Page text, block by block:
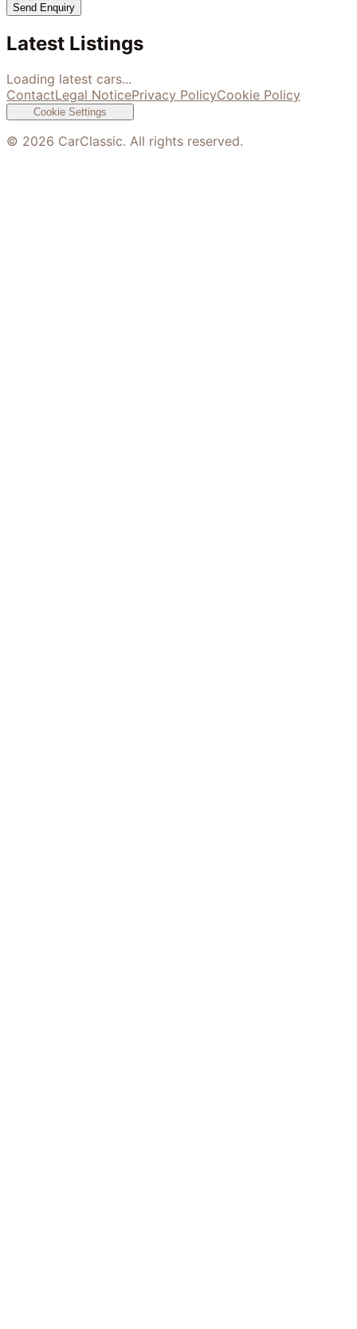
Send Enquiry
Latest Listings
Loading latest cars...
ContactLegal NoticePrivacy PolicyCookie Policy
Cookie Settings
© 2026 CarClassic. All rights reserved.